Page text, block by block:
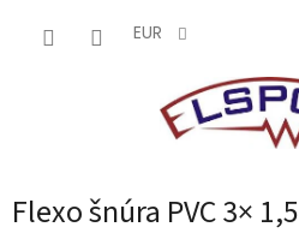
EUR
Flexo šnúra PVC 3×